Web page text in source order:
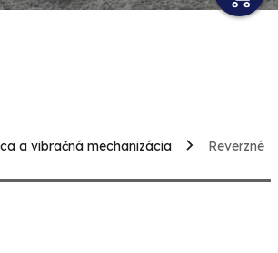
a vibračná mechanizácia
Reverzné